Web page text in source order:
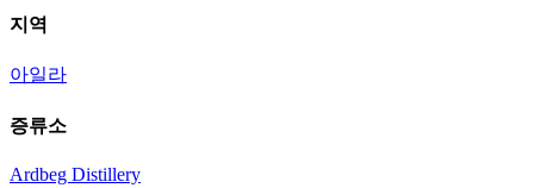
지역
아일라
증류소
Ardbeg Distillery